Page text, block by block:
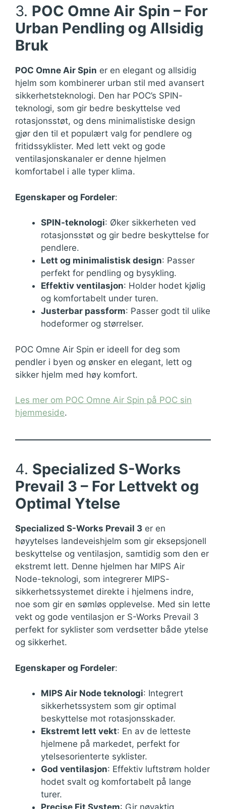
3. POC Omne Air Spin – For
Urban Pendling og Allsidig
Bruk
POC Omne Air Spin er en elegant og allsidig
hjelm som kombinerer urban stil med avansert
sikkerhetsteknologi. Den har POC’s SPIN-
teknologi, som gir bedre beskyttelse ved
rotasjonsstøt, og dens minimalistiske design
gjør den til et populært valg for pendlere og
fritidssyklister. Med lett vekt og gode
ventilasjonskanaler er denne hjelmen
komfortabel i alle typer klima.
Egenskaper og Fordeler:
SPIN-teknologi: Øker sikkerheten ved
rotasjonsstøt og gir bedre beskyttelse for
pendlere.
Lett og minimalistisk design: Passer
perfekt for pendling og bysykling.
Effektiv ventilasjon: Holder hodet kjølig
og komfortabelt under turen.
Justerbar passform: Passer godt til ulike
hodeformer og størrelser.
POC Omne Air Spin er ideell for deg som
pendler i byen og ønsker en elegant, lett og
sikker hjelm med høy komfort.
Les mer om POC Omne Air Spin på POC sin
hjemmeside.
4. Specialized S-Works
Prevail 3 – For Lettvekt og
Optimal Ytelse
Specialized S-Works Prevail 3 er en
høyytelses landeveishjelm som gir eksepsjonell
beskyttelse og ventilasjon, samtidig som den er
ekstremt lett. Denne hjelmen har MIPS Air
Node-teknologi, som integrerer MIPS-
sikkerhetssystemet direkte i hjelmens indre,
noe som gir en sømløs opplevelse. Med sin lette
vekt og gode ventilasjon er S-Works Prevail 3
perfekt for syklister som verdsetter både ytelse
og sikkerhet.
Egenskaper og Fordeler:
MIPS Air Node teknologi: Integrert
sikkerhetssystem som gir optimal
beskyttelse mot rotasjonsskader.
Ekstremt lett vekt: En av de letteste
hjelmene på markedet, perfekt for
ytelsesorienterte syklister.
God ventilasjon: Effektiv luftstrøm holder
hodet svalt og komfortabelt på lange
turer.